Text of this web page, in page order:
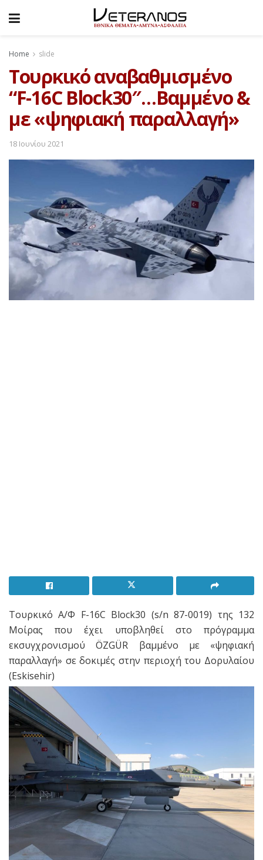
Home slide
Τουρκικό αναβαθμισμένο
“F-16C Block30″…Βαμμένο &
με «ψηφιακή παραλλαγή»
18 Ιουνίου 2021
Τουρκικό A/Φ F-16C Block30 (s/n 87-0019) της 132
Μοίρας που έχει υποβληθεί στο πρόγραμμα
εκσυγχρονισμού ÖZGÜR βαμμένο με «ψηφιακή
παραλλαγή» σε δοκιμές στην περιοχή του Δορυλαίου
(Eskisehir)